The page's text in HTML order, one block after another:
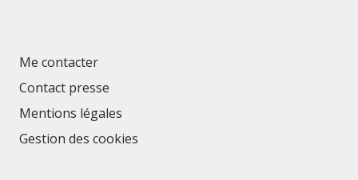
Me contacter
Contact presse
Mentions légales
Gestion des cookies